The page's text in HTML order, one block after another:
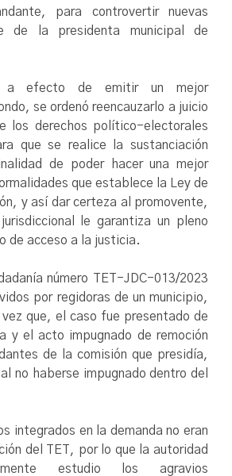
para controvertir nuevas
de la presidenta municipal de
efecto de emitir un mejor
se ordenó reencauzarlo a juicio
los derechos político-electorales
que se realice la sustanciación
de poder hacer una mejor
que establece la Ley de
y así dar certeza al promovente,
le garantiza un pleno
de acceso a la justicia.
número TET-JDC-013/2023
por regidoras de un municipio,
que, el caso fue presentado de
y el acto impugnado de remoción
de la comisión que presidía,
no haberse impugnado dentro del
integrados en la demanda no eran
del TET, por lo que la autoridad
estudio los agravios